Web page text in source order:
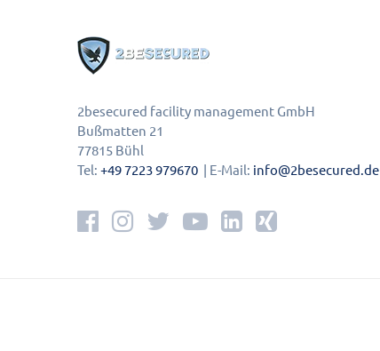
2besecured facility management GmbH
Bußmatten 21
77815 Bühl
Tel: +49 7223 979670 | E-Mail: info@2besecured.de